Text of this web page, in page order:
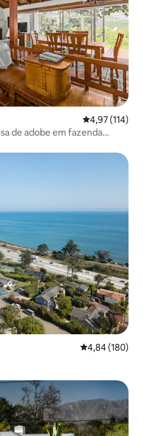
4,97 de uma
4,97 (114)
de adobe em fazenda
4,84 de uma
4,84 (180)